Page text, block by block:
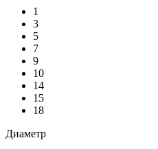
1
3
5
7
9
10
14
15
18
Диаметр